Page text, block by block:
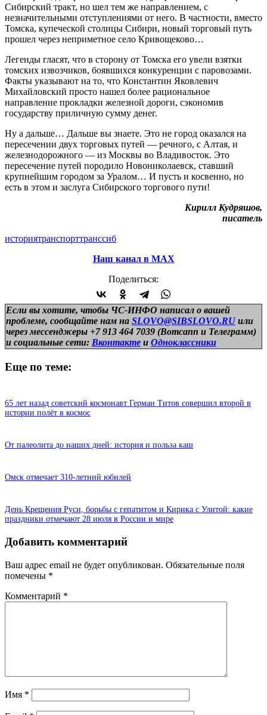
Сибирский тракт, но шел тем же направлением, с
незначительными отступлениями от него. В частности, вместо
Томска, купеческой столицы Сибири, новый торговый путь
прошел через неприметное село Кривощеково…
Легенды гласят, что в сторону от Томска его увели взятки
томских извозчиков, боявшихся конкуренции с паровозами.
Факты указывают на то, что Константин Яковлевич
Михайловский просто нашел более рациональное
направление прокладки железной дороги, сэкономив
государству приличную сумму денег.
Ну а дальше… Дальше вы знаете. Это не город оказался на
пересечении двух торговых путей — речного, с Алтая, и
железнодорожного — из Москвы во Владивосток. Это
пересечение путей породило Новониколаевск, ставший
крупнейшим городом за Уралом… И пусть и косвенно, но
есть в этом и заслуга Сибирского торгового пути!
Кирилл Кудряшов,
писатель
историятранспорттранссиб
Наш канал в МАХ
Поделиться:
Если вы хотите, чтобы ЧС-ИНФО написал о вашей
проблеме, сообщайте нам на SLOVO@SIBSLOVO.RU или
через мессенджеры +7 913 464 7039 (Вотсапп и Телеграмм)
и социальные сети: Вконтакте и Одноклассники
Еще по теме:
65 лет назад советский космонавт Герман Титов совершил второй в
истории полёт в космос
От палеолита до наших дней: история и польза каш
Омск отмечает 310-летний юбилей
День Крещения Руси, борьбы с гепатитом и Кирика с Улитой: какие
праздники отмечают 28 июля в России и мире
Добавить комментарий
Ваш адрес email не будет опубликован. Обязательные поля
помечены *
Комментарий *
Имя *